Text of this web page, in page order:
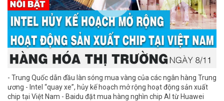
- Trung Quốc dẫn đầu làn sóng mua vàng của các ngân hàng Trung
ương - Intel “quay xe”, hủy kế hoạch mở rộng hoạt động sản xuất
chip tại Việt Nam - Baidu đặt mua hàng nghìn chip AI từ Huawei